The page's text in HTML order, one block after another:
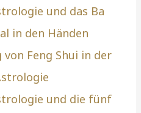
und das Ba
in den Händen
von Feng Shui in der
und die fünf